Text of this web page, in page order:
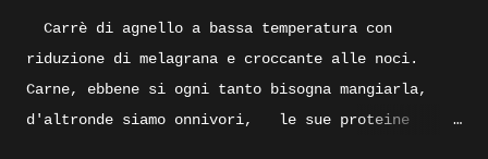
Carrè di agnello a bassa temperatura con
riduzione di melagrana e croccante alle noci.
Carne, ebbene si ogni tanto bisogna mangiarla,
d'altronde siamo onnivori, le sue proteine